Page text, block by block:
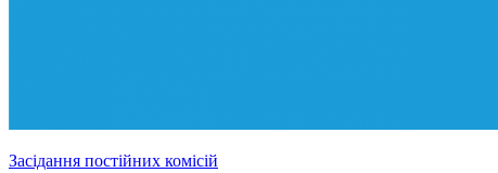
Засідання постійних комісій